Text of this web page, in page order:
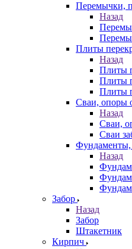
Перемычки,
Назад
Плиты
Назад
Плиты
Плиты
Плиты
Сваи, опоры
Назад
Сваи,
Сваи
Назад
Забор
Назад
Забор
Штакетник
Кирпич